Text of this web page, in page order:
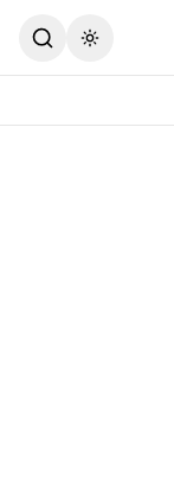
Toggle theme